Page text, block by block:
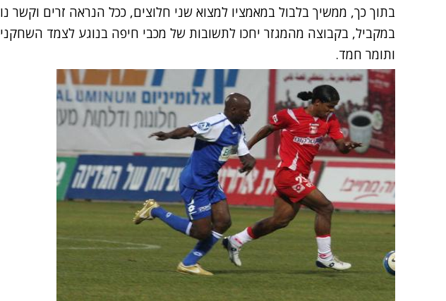
בתוך כך, ממשיך בלבול במאמציו למצוא שני חלוצים, ככל הנראה זרים וקשר
במקביל, בקבוצה מהמגזר יחכו לתשובות של מכבי חיפה בנוגע לצמד
ותומר חמד.